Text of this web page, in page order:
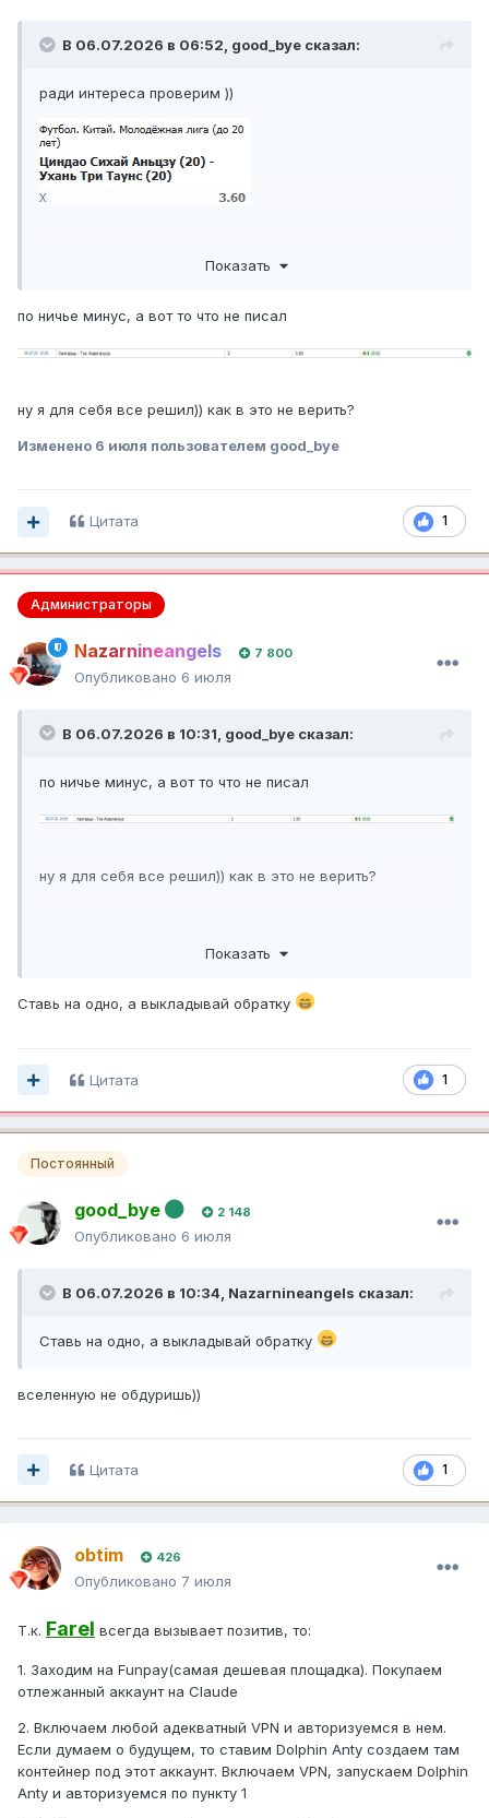
В 06.07.2026 в 06:52, good_bye сказал:
ради интереса проверим ))
Показать
по ничье минус, а вот то что не писал
ну я для себя все решил)) как в это не верить?
Изменено 6 июля пользователем good_bye
1
Цитата
Администраторы
Nazarnineangels 7 800
Опубликовано 6 июля
В 06.07.2026 в 10:31, good_bye сказал:
по ничье минус, а вот то что не писал
ну я для себя все решил)) как в это не верить?
Показать
Ставь на одно, а выкладывай обратку
1
Цитата
Постоянный
good_bye 2 148
Опубликовано 6 июля
В 06.07.2026 в 10:34, Nazarnineangels сказал:
Ставь на одно, а выкладывай обратку
вселенную не обдуришь))
1
Цитата
obtim 426
Опубликовано 7 июля
Т.к. Farel всегда вызывает позитив, то:
1. Заходим на Funpay(самая дешевая площадка). Покупаем
отлежанный аккаунт на Claude
2. Включаем любой адекватный VPN и авторизуемся в нем.
Если думаем о будущем, то ставим Dolphin Anty создаем там
контейнер под этот аккаунт. Включаем VPN, запускаем Dolphin
Anty и авторизуемся по пункту 1